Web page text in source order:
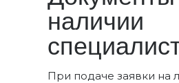
наличии
При подаче заявки на